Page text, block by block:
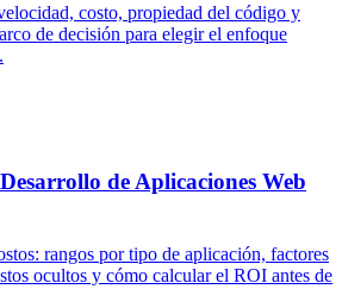
costo, propiedad del código y
de decisión para elegir el enfoque
de Aplicaciones Web
rangos por tipo de aplicación, factores
ocultos y cómo calcular el ROI antes de